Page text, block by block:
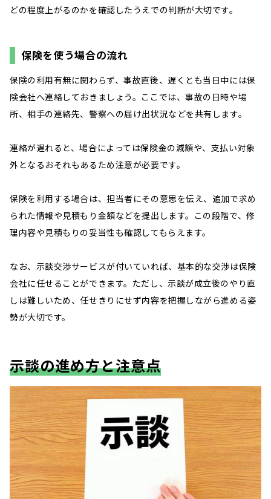
どの程度上がるのかを確認したうえでの判断が大切です。
保険を使う場合の流れ
保険の利用有無に関わらず、事故直後、遅くとも当日中には保
険会社へ連絡しておきましょう。ここでは、事故の日時や場
所、相手の連絡先、警察への届け出状況などを共有します。
連絡が遅れると、場合によっては保険金の減額や、支払い対象
外となるおそれもあるため注意が必要です。
保険を利用する場合は、担当者にその意思を伝え、追加で求め
られた情報や見積もり金額などを提出します。この段階で、修
理内容や見積もりの妥当性も確認してもらえます。
なお、示談交渉サービスが付いていれば、基本的な交渉は保険
会社に任せることができます。ただし、示談が成立後のやり直
しは難しいため、任せきりにせず内容を把握しながら進める姿
勢が大切です。
示談の進め方と注意点